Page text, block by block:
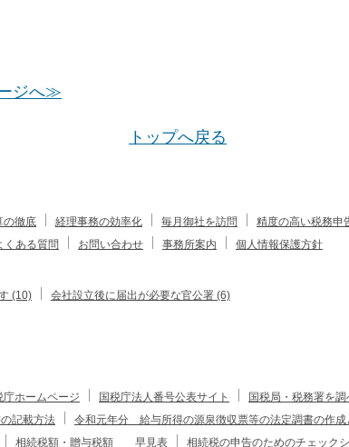
ジへ≫
トップへ戻る
の徹底 経理事務の効率化 毎月御社を訪問 精度の高い税務申
くある質問 お問い合わせ 事務所案内 個人情報保護方針
(10) 会社設立後に届出が必要な官公署 (6)
庁ホームページ 国税庁法人番号公表サイト 国税局・税務署を調
記載方法 令和元年分 給与所得の源泉徴収票等の法定調書の作成
相続税額・贈与税額 早見表 相続税の申告のためのチェック